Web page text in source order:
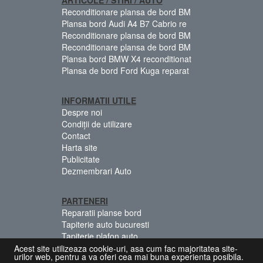
Reconditionare plansa de bord BM
Plansa bord Audi A4 B7 Cabrio re
Reconditionare plansa de bord BM
Reconditionare plansa de bord BM
Plansa bord BMW X4 reconditionat
Plansa de bord Ford Kuga reparat
INFORMATII UTILE
Despre noi
Condiții de utilizare
Contact
Harta site
Publicitate
Dezmembrari Auto
PARTENERI
Reparatii planse bord
Tapiterie auto bucuresti
Tapiterie plafon auto
Centuri siguranta colorate
Acest site utilizeaza cookie-uri, asa cum fac majoritatea site-
urilor web, pentru a va oferi cea mai buna experienta posibila.